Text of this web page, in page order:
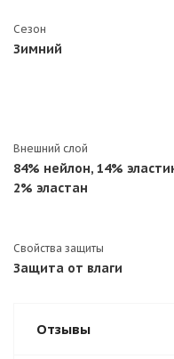
Сезон
Зимний
Внешний слой
84% нейлон, 14%
2% эластан
Свойства защиты
Защита от влаги
Отзывы